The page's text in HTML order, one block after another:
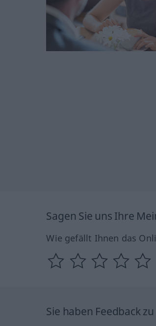
Sagen Sie uns Ihre
Wie gefällt Ihnen das
Sie haben Feedback